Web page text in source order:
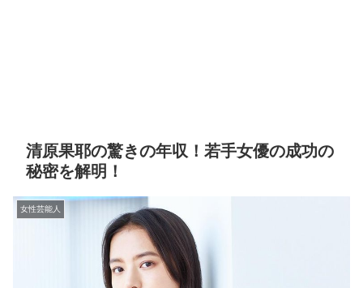
清原果耶の驚きの年収！若手女優の成功の
秘密を解明！
女性芸能人